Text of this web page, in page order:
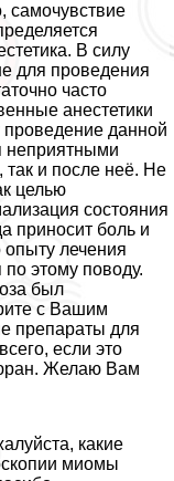
самочувствие
В силу
для проведения
часто
анестетики
проведение данной
неприятными
и после неё. Не
целью
состояния
приносит боль и
лечения
по этому поводу.
был
с Вашим
препараты для
если это
Желаю Вам
какие
миомы